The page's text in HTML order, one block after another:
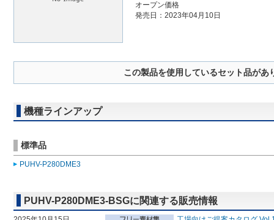
オープン価格
発売日：2023年04月10日
この製品を使用しているセット品があ
機種ラインアップ
標準品
PUHV-P280DME3
PUHV-P280DME3-BSGに関連する販売情報